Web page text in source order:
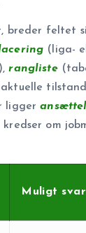
breder feltet
(liga-
rangliste
ligger
kredser om
Muligt svar